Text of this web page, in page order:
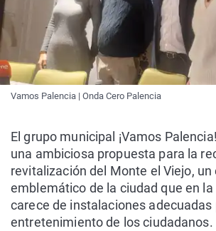
Vamos Palencia | Onda Cero Palencia
El grupo municipal ¡Vamos
una ambiciosa propuesta para la
revitalización del Monte el Viejo, un
emblemático de la ciudad que en
carece de instalaciones adecuadas
entretenimiento de los ciudadanos.